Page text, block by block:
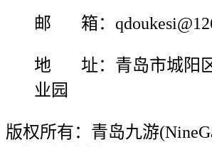
邮 箱：
地 址：青岛市城阳
业园
版权所有：青岛九游